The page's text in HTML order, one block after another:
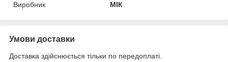
Виробник
МІК
Умови доставки
Доставка здійснюється тільки по передоплаті.